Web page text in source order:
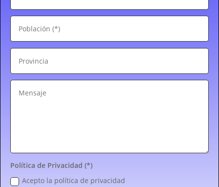
Política de Privacidad (*)
Acepto la política de privacidad